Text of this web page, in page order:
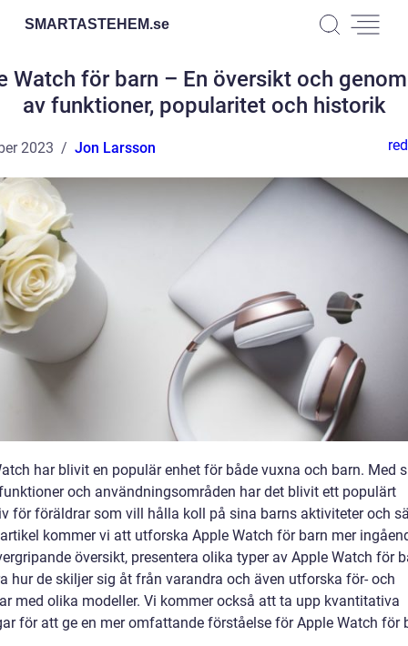
SMARTASTEHEM.se
Watch för barn – En översikt och
av funktioner, popularitet och historik
2023 Jon Larsson
har blivit en populär enhet för både vuxna och barn. Med
och användningsområden har det blivit ett populärt
för föräldrar som vill hålla koll på sina barns aktiviteter och
kommer vi att utforska Apple Watch för barn mer
översikt, presentera olika typer av Apple Watch för
hur de skiljer sig åt från varandra och även utforska för- och
med olika modeller. Vi kommer också att ta upp kvantitativa
för att ge en mer omfattande förståelse för Apple Watch för